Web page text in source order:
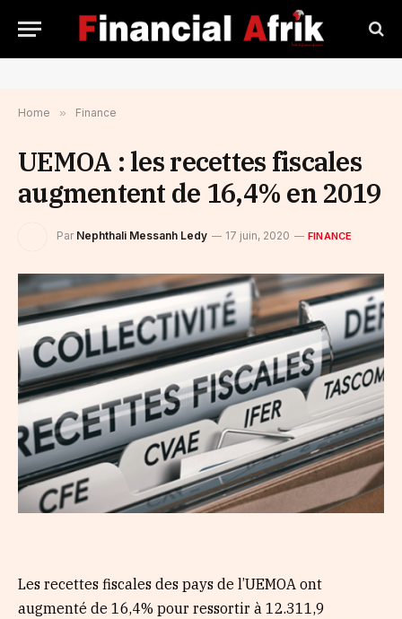
Home » Finance
UEMOA : les recettes fiscales
augmentent de 16,4% en 2019
Par Nephthali Messanh Ledy 17 juin, 2020 FINANCE
Les recettes fiscales des pays de l’UEMOA ont
augmenté de 16,4% pour ressortir à 12.311,9